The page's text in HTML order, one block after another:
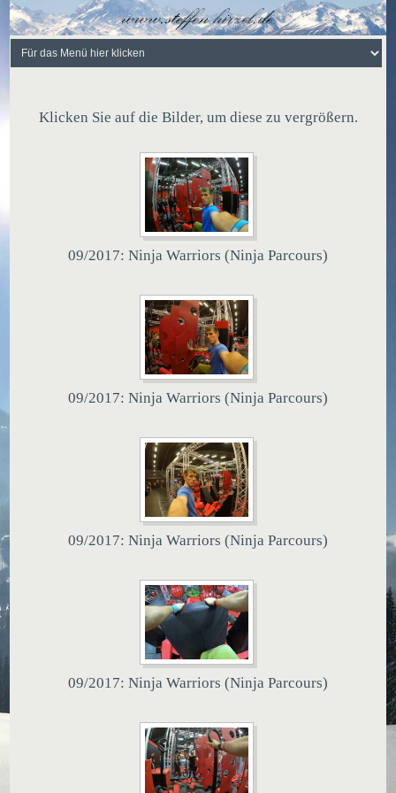
Klicken Sie auf die Bilder, um diese zu vergrößern.
09/2017: Ninja Warriors (Ninja Parcours)
09/2017: Ninja Warriors (Ninja Parcours)
09/2017: Ninja Warriors (Ninja Parcours)
09/2017: Ninja Warriors (Ninja Parcours)